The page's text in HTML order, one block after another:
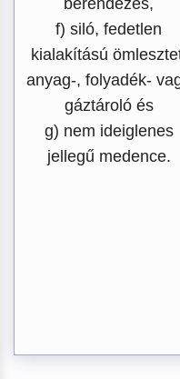
berendezés,
f) siló, fedetlen
kialakítású
anyag-, folyadék-
gáztároló és
g) nem ideiglenes
jellegű medence.